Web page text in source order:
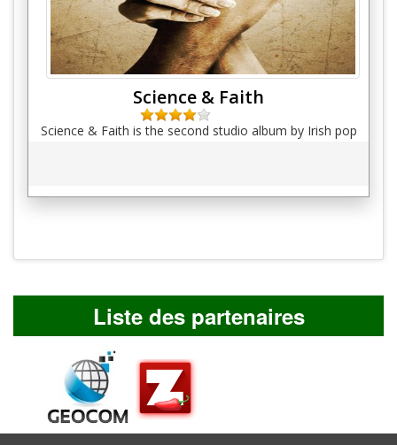
Science & Faith
Science & Faith is the second studio album by Irish pop
Liste des partenaires